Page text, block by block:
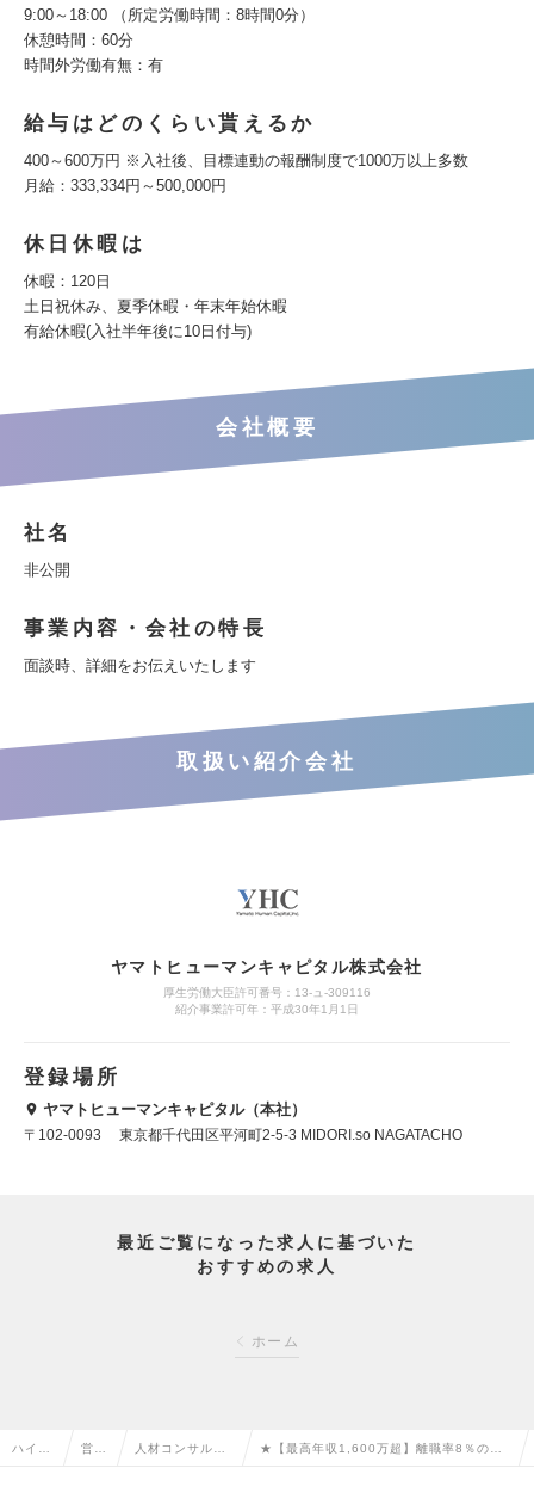
9:00～18:00 （所定労働時間：8時間0分）
休憩時間：60分
時間外労働有無：有
給与はどのくらい貰えるか
400～600万円 ※入社後、目標連動の報酬制度で1000万以上多数
月給：333,334円～500,000円
休日休暇は
休暇：120日
土日祝休み、夏季休暇・年末年始休暇
有給休暇(入社半年後に10日付与)
会社概要
社名
非公開
事業内容・会社の特長
面談時、詳細をお伝えいたします
取扱い紹介会社
ヤマトヒューマンキャピタル株式会社
厚生労働大臣許可番号：13-ュ-309116
紹介事業許可年：平成30年1月1日
登録場所
ヤマトヒューマンキャピタル（本社）
〒102-0093 東京都千代田区平河町2-5-3 MIDORI.so NAGATACHO
最近ご覧になった求人に基づいた
おすすめの求人
ホーム
ハイク 営業 人材コンサルタ ★【最高年収1,600万超】離職率8％のキ